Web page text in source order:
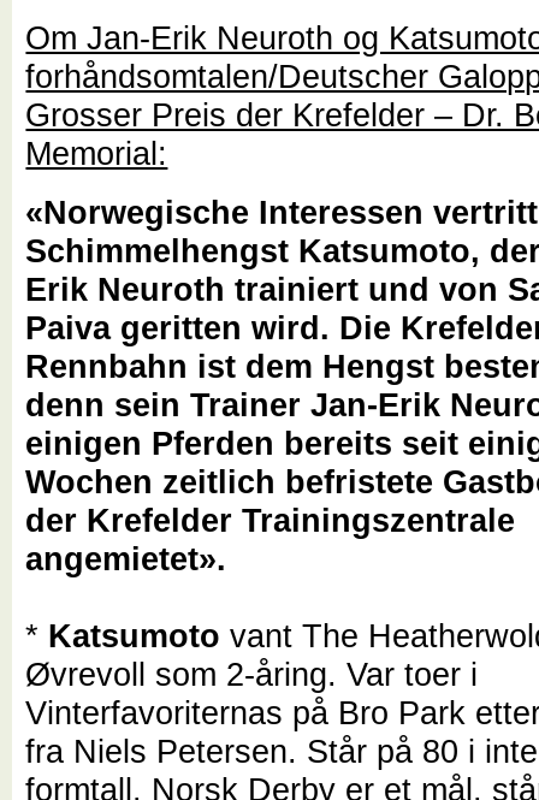
Om Jan-Erik Neuroth og
forhåndsomtalen/Deutscher
Grosser Preis der Krefelder – Dr.
Memorial:
«Norwegische Interessen
Schimmelhengst Katsumoto,
Erik Neuroth trainiert und von
Paiva geritten wird. Die
Rennbahn ist dem Hengst
denn sein Trainer Jan-Erik
einigen Pferden bereits seit
Wochen zeitlich befristete
der Krefelder Trainingszentrale
angemietet».
* Katsumoto vant The
Øvrevoll som 2-åring. Var toer i
Vinterfavoriternas på Bro Park
fra Niels Petersen. Står på 80 i
formtall. Norsk Derby er et mål,